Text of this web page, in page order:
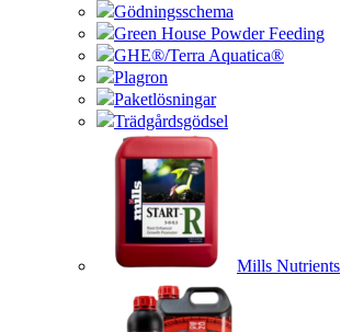
Gödningsschema
Green House Powder Feeding
GHE®/Terra Aquatica®
Plagron
Paketlösningar
Trädgårdsgödsel
Mills Nutrients